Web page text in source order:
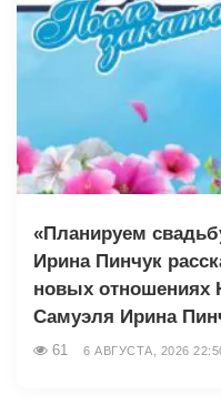
«Планируем
Ирина Пинчук
новых отношениях
Самуэля Ирина
61 6 АВГУСТА, 2026